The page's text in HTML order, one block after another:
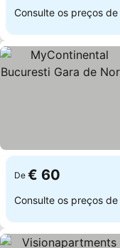
Consulte os preços de
De € 60
Consulte os preços de